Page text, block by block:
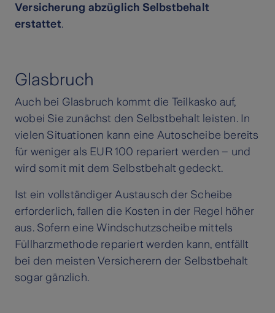
Versicherung abzüglich Selbstbehalt
erstattet.
Glasbruch
Auch bei Glasbruch kommt die Teilkasko auf,
wobei Sie zunächst den Selbstbehalt leisten. In
vielen Situationen kann eine Autoscheibe bereits
für weniger als EUR 100 repariert werden – und
wird somit mit dem Selbstbehalt gedeckt.
Ist ein vollständiger Austausch der Scheibe
erforderlich, fallen die Kosten in der Regel höher
aus. Sofern eine Windschutzscheibe mittels
Füllharzmethode repariert werden kann, entfällt
bei den meisten Versicherern der Selbstbehalt
sogar gänzlich.